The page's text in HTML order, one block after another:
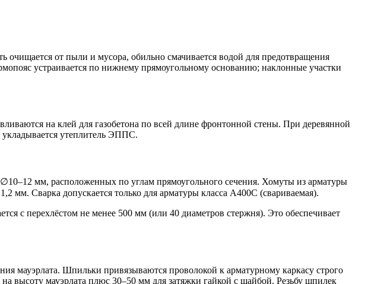
от пыли и мусора, обильно смачивается водой для предотвращения
устраивается по нижнему прямоугольному основанию; наклонные участки
на клей для газобетона по всей длине фронтонной стены. При деревянной
утеплитель ЭППС.
мм, расположенных по углам прямоугольного сечения. Хомуты из арматуры
Сварка допускается только для арматуры класса A400C (свариваемая).
с перехлёстом не менее 500 мм (или 40 диаметров стержня). Это обеспечивает
мауэрлата. Шпильки привязываются проволокой к арматурному каркасу строго
мауэрлата плюс 30–50 мм для затяжки гайкой с шайбой. Резьбу шпилек